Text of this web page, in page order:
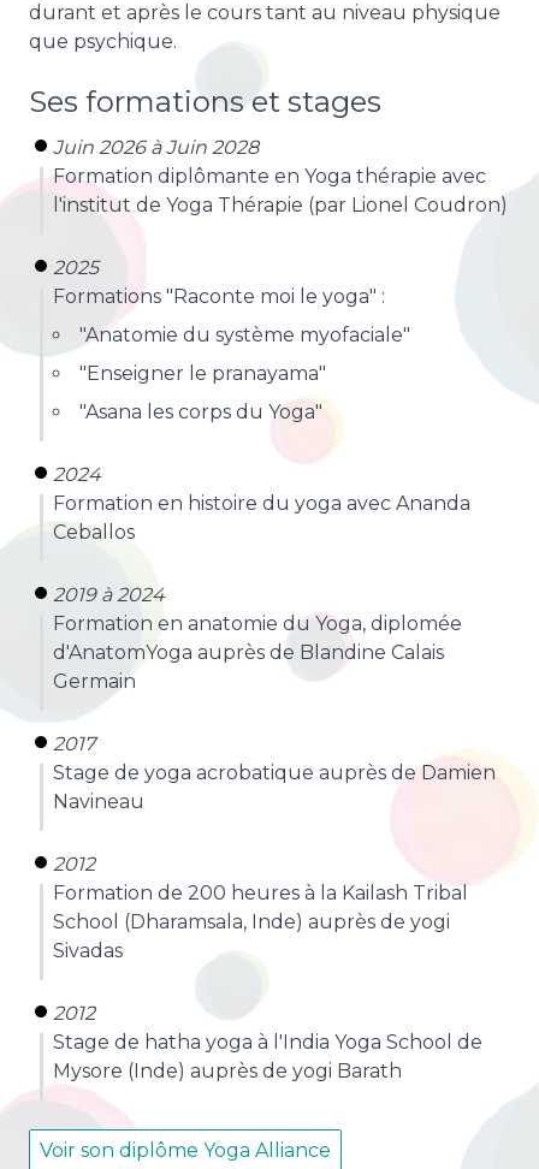
durant et après le cours tant au niveau physique
que psychique.
Ses formations et stages
Juin 2026 à Juin 2028
Formation diplômante en Yoga thérapie avec
l'institut de Yoga Thérapie (par Lionel Coudron)
2025
Formations "Raconte moi le yoga" :
"Anatomie du système myofaciale"
"Enseigner le pranayama"
"Asana les corps du Yoga"
2024
Formation en histoire du yoga avec Ananda
Ceballos
2019 à 2024
Formation en anatomie du Yoga, diplomée
d'AnatomYoga auprès de Blandine Calais
Germain
2017
Stage de yoga acrobatique auprès de Damien
Navineau
2012
Formation de 200 heures à la Kailash Tribal
School (Dharamsala, Inde) auprès de yogi
Sivadas
2012
Stage de hatha yoga à l'India Yoga School de
Mysore (Inde) auprès de yogi Barath
Voir son diplôme Yoga Alliance